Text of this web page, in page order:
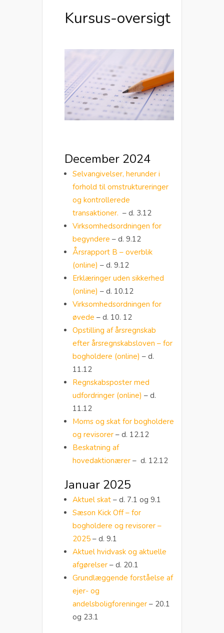
Kursus-oversigt
December 2024
Selvangivelser, herunder i
forhold til omstruktureringer
og kontrollerede
transaktioner. – d. 3.12
Virksomhedsordningen for
begyndere – d. 9.12
Årsrapport B – overblik
(online) – d. 9.12
Erklæringer uden sikkerhed
(online) – d. 10.12
Virksomhedsordningen for
øvede – d. 10. 12
Opstilling af årsregnskab
efter årsregnskabsloven – for
bogholdere (online) – d.
11.12
Regnskabsposter med
udfordringer (online) – d.
11.12
Moms og skat for bogholdere
og revisorer – d. 12.12
Beskatning af
hovedaktionærer – d. 12.12
Januar 2025
Aktuel skat – d. 7.1 og 9.1
Sæson Kick Off – for
bogholdere og revisorer –
2025 – d. 9.1
Aktuel hvidvask og aktuelle
afgørelser – d. 20.1
Grundlæggende forståelse af
ejer- og
andelsboligforeninger – 20.1
og 23.1